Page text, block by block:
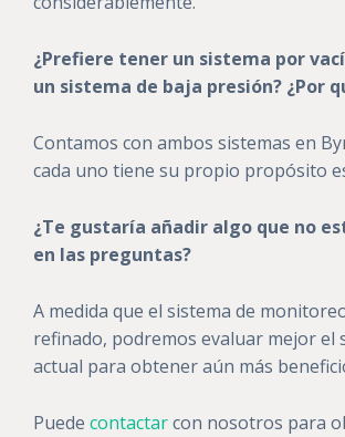
¿Prefiere tener un sistema por
un sistema de baja presión? ¿Por
Contamos con ambos sistemas en
cada uno tiene su propio propósito
¿Te gustaría añadir algo que no
en las preguntas?
A medida que el sistema de
refinado, podremos evaluar mejor el
actual para obtener aún más
Puede contactarcon nosotros para